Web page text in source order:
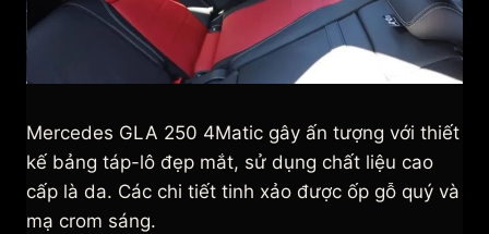
Mercedes GLA 250 4Matic gây ấn tượng với thiết
kế bảng táp-lô đẹp mắt, sử dụng chất liệu cao
cấp là da. Các chi tiết tinh xảo được ốp gỗ quý và
mạ crom sáng.